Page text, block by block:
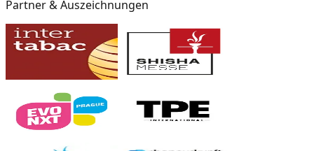
Partner & Auszeichnungen